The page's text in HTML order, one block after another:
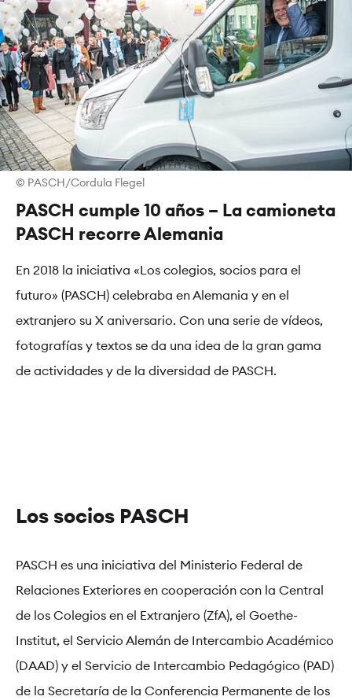
© PASCH/Cordula Flegel
PASCH cumple 10 años – La camioneta
PASCH recorre Alemania
En 2018 la iniciativa «Los colegios, socios para el
futuro» (PASCH) celebraba en Alemania y en el
extranjero su X aniversario. Con una serie de vídeos,
fotografías y textos se da una idea de la gran gama
de actividades y de la diversidad de PASCH.
Los socios PASCH
PASCH es una iniciativa del Ministerio Federal de
Relaciones Exteriores en cooperación con la Central
de los Colegios en el Extranjero (ZfA), el Goethe-
Institut, el Servicio Alemán de Intercambio Académico
(DAAD) y el Servicio de Intercambio Pedagógico (PAD)
de la Secretaría de la Conferencia Permanente de los